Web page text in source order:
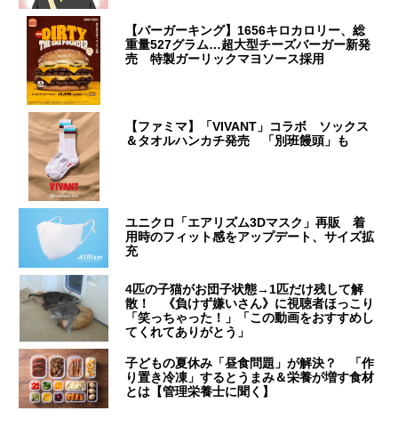
【バーガーキング】1656キロカロリー、総
重量527グラム…超大型チーズバーガー新発
売 特製ガーリックマヨソース採用
【ファミマ】「VIVANT」コラボ ソックス
＆タオルハンカチ発売 「別班饅頭」も
ユニクロ「エアリズム3Dマスク」再販 着
用時のフィット感をアップデート、サイズ拡
充
4匹の子猫がお団子状態→1匹だけ残して解
散！ 《負けず嫌いさん》に視聴者ほっこり
「笑っちゃった！」「この動画をおすすめし
てくれてありがとう」
子どもの夏休み「昼食問題」が解決？ 「作
り置き冷凍」するとうまみ＆栄養が増す食材
とは【管理栄養士に聞く】